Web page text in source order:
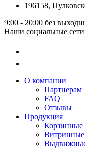
196158,
9:00 - 20:00 без
Наши социальные сети
О компании
Партнерам
FAQ
Отзывы
Продукция
Корзинные